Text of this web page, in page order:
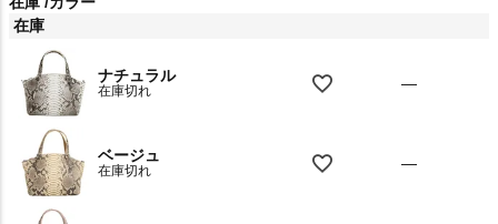
在庫
ナチュラル
在庫切れ —
ベージュ
在庫切れ —